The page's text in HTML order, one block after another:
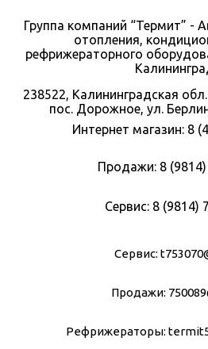
Группа компаний “Термит” -
отопления,
рефрижераторного
238522, Калининградская
пос. Дорожное, ул.
Интернет магазин: 8
Продажи: 8 (9814)
Сервис: 8 (9814)
Сервис:
Продажи:
Рефрижераторы: